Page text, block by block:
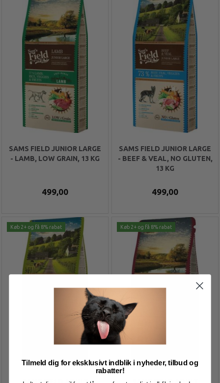
SAMS FIELD JUNIOR LARGE
- LAMB, LOW GRAIN, 13 KG
499,00
SAMS FIELD JUNIOR LARGE
- BEEF & VEAL, NO GLUTEN,
13 KG
499,00
Køb 2+ og få 8% rabat Køb 2+ og få 8% rabat
Tilmeld dig for eksklusivt indblik i nyheder, tilbud og
rabatter!